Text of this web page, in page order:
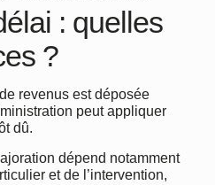
: quelles
?
revenus est déposée
peut appliquer
dû.
dépend notamment
et de l’intervention,